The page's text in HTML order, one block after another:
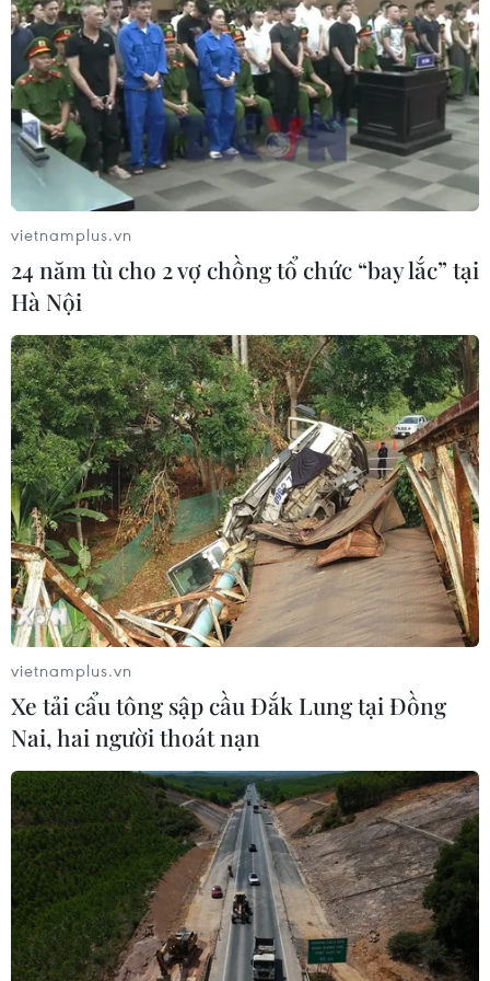
Samsung lập kỷ lục về lượng đặt
trước ở Hàn Quốc ​
04/08/2026 23:22
Alibaba ra mắt mô hình ngôn ngữ lớn
mới Qwen3.8-Max
03/08/2026 12:32
Samsung ra mắt dòng điện thoại
Galaxy Z mới, tăng tốc chiến lược AI
23/07/2026 06:46
Mỹ phát triển siêu vũ khí
laser năng lượng cao chống UAV
21/07/2026 15:48
Adobe bổ sung tính năng mới hỗ trợ
AI cho camera
20/07/2026 22:57
Samsung ra mắt Galaxy Z Fold 8 và
kính AI, tăng tốc cuộc đua thiết bị
thông minh
19/07/2026 22:50
Samsung sắp ra mắt điện thoại gập
Ultra và kính thông minh tích hợp AI
19/07/2026 07:26
vietnamplus.vn
24 năm tù cho 2 vợ chồng tổ chức “bay lắc” tại
Hà Nội
vietnamplus.vn
Xe tải cẩu tông sập cầu Đắk Lung tại Đồng
Nai, hai người thoát nạn